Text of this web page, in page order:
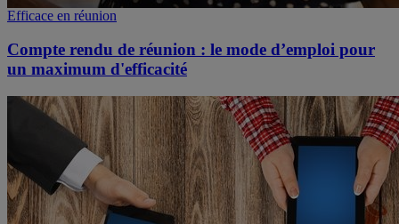
Efficace en réunion
Compte rendu de réunion : le mode d’emploi pour
un maximum d'efficacité